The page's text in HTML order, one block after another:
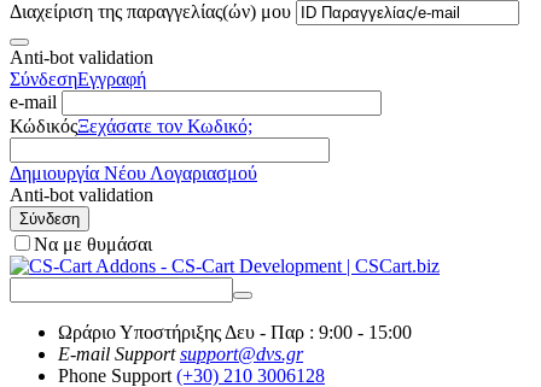
Διαχείριση της παραγγελίας(ών) μου
Anti-bot validation
ΣύνδεσηΕγγραφή
e-mail
ΚώδικόςΞεχάσατε τον Κωδικό;
Δημιουργία Νέου Λογαριασμού
Anti-bot validation
Σύνδεση
Να με θυμάσαι
Ωράριο Υποστήριξης Δευ - Παρ : 9:00 - 15:00
E-mail Support support@dvs.gr
Phone Support (+30) 210 3006128